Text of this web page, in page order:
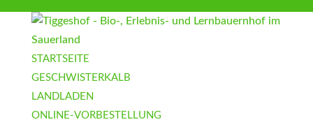
STARTSEITE
GESCHWISTERKALB
LANDLADEN
ONLINE-VORBESTELLUNG